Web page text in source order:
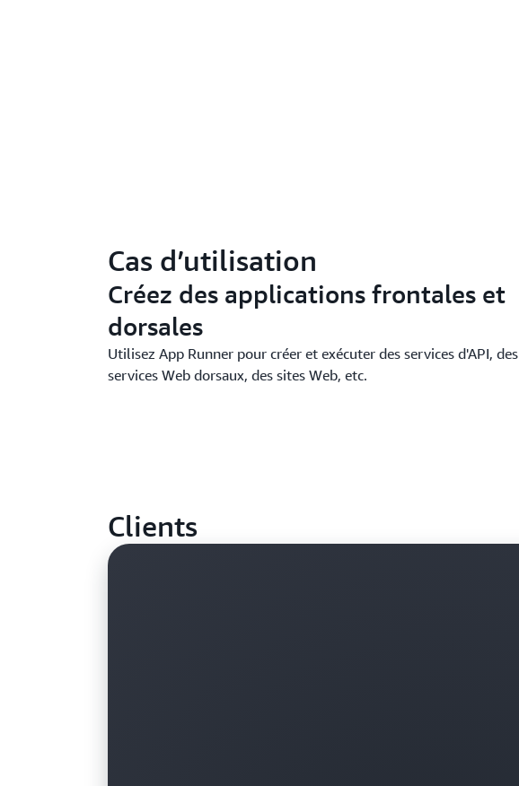
Cas d’utilisation
Créez des applications frontales et
dorsales
Utilisez App Runner pour créer et exécuter des services d'API, des
services Web dorsaux, des sites Web, etc.
Clients